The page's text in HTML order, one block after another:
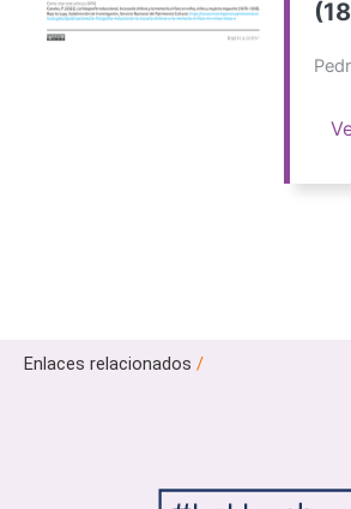
Enlaces relacionados /